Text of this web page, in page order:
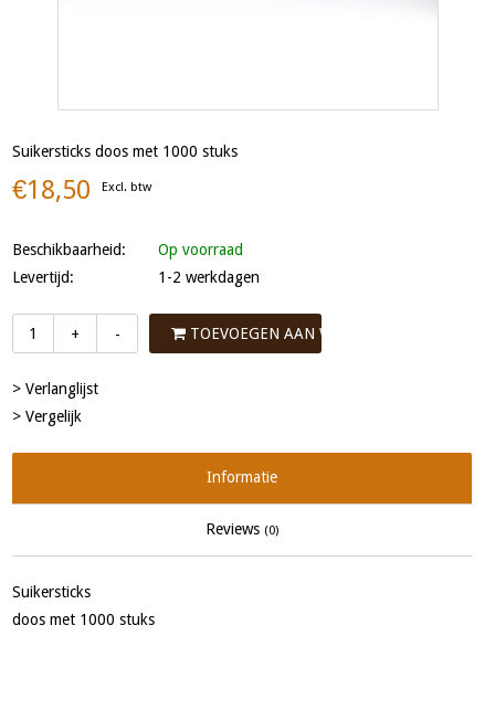
Suikersticks doos met 1000 stuks
€18,50 Excl. btw
Beschikbaarheid:
Op voorraad
Levertijd:
1-2 werkdagen
+ - TOEVOEGEN AAN WINKELWAGEN
> Verlanglijst
> Vergelijk
Informatie
Reviews (0)
Suikersticks
doos met 1000 stuks